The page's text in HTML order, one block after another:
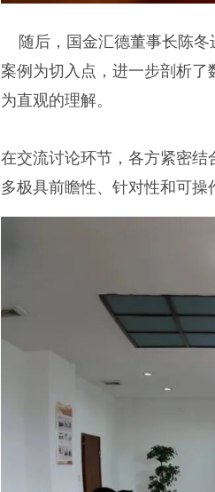
随后，国金汇德董事长陈冬
案例为切入点，进一步剖析
为直观的理解。
在交流讨论环节，各方紧密
多极具前瞻性、针对性和可操